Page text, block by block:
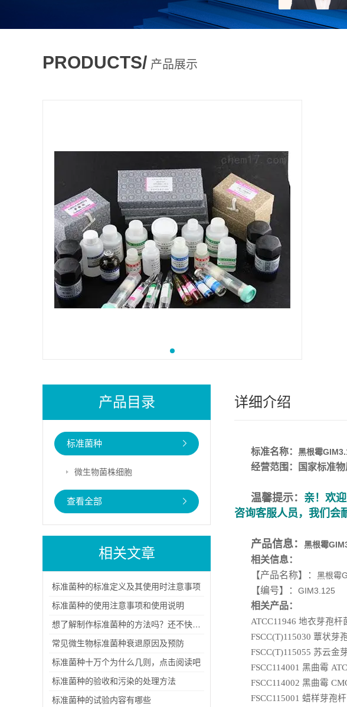
PRODUCTS/ 产品展示
产品目录
标准菌种
微生物菌株细胞
查看全部
相关文章
标准菌种的标准定义及其使用时注意事项
标准菌种的使用注意事项和使用说明
常见微生物标准菌种衰退原因及预防
标准菌种十万个为什么几则，点击阅读吧
标准菌种的验收和污染的处理方法
标准菌种的试验内容有哪些
详细介绍
标准名称： 黑根霉
经营范围：国家标准
温馨提示： 亲！欢
咨询客服人员，我们会
产品信息： 黑根霉
相关信息：
【产品名称】： 黑根霉
【编号】： GIM3.125
相关产品：
ATCC11946 地衣芽孢杆
FSCC(T)115030 蕈状芽
FSCC(T)115055 苏云金
FSCC114001 黑曲霉
FSCC114002 黑曲霉
FSCC115001 蜡样芽孢